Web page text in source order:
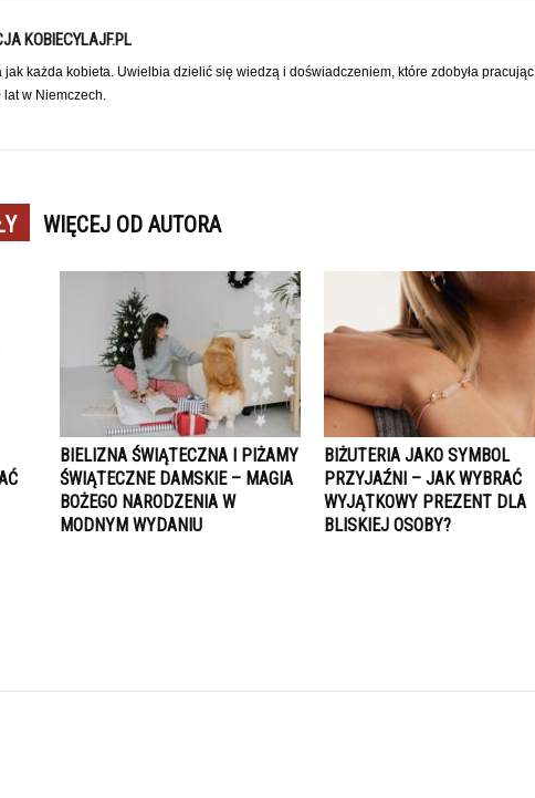
KOBIECYLAJF.PL
jak każda kobieta. Uwielbia dzielić się wiedzą i doświadczeniem, które zdobyła pracując
lat w Niemczech.
WIĘCEJ OD AUTORA
BIELIZNA ŚWIĄTECZNA I PIŻAMY
ŚWIĄTECZNE DAMSKIE – MAGIA
BOŻEGO NARODZENIA W
MODNYM WYDANIU
BIŻUTERIA JAKO SYMBOL
PRZYJAŹNI – JAK WYBRAĆ
WYJĄTKOWY PREZENT DLA
BLISKIEJ OSOBY?